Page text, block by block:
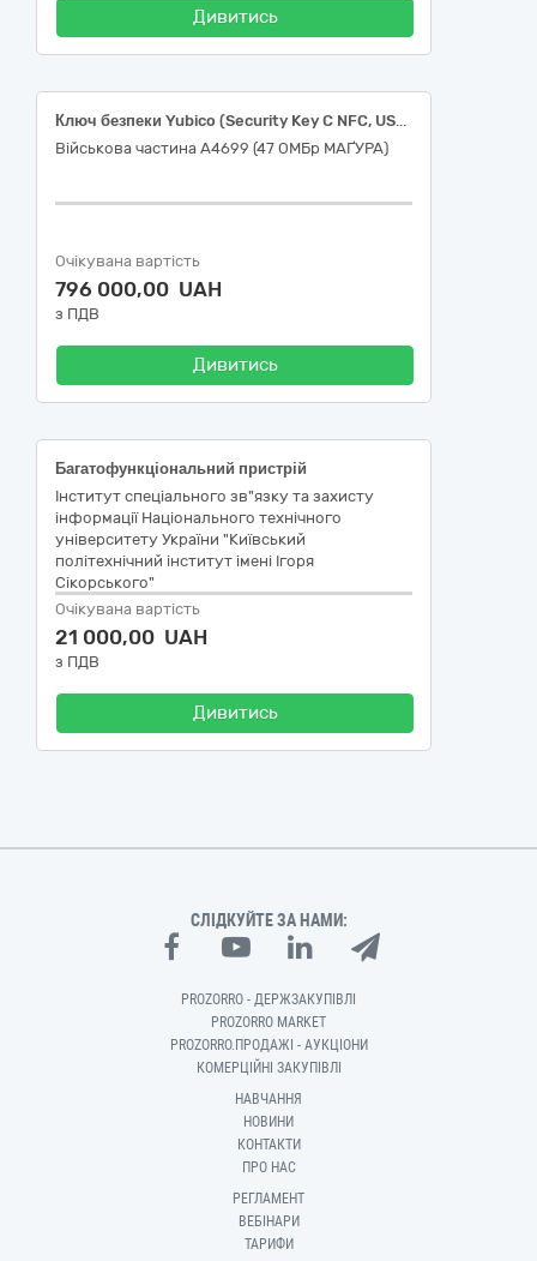
Дивитись
Ключ безпеки Yubico (Security Key C NFC, USB-C) та Ключ безпеки Yubico (Security Key NFC, USB-A) - 1791/16366-в
Військова частина А4699 (47 ОМБр МАҐУРА)
Очікувана вартість
796 000,00 UAH
з ПДВ
Дивитись
Багатофункціональний пристрій
Інститут спеціального зв"язку та захисту
інформації Національного технічного
університету України "Київський
політехнічний інститут імені Ігоря
Сікорського"
Очікувана вартість
21 000,00 UAH
з ПДВ
Дивитись
СЛІДКУЙТЕ ЗА НАМИ:
PROZORRO - ДЕРЖЗАКУПІВЛІ
PROZORRO MARKET
PROZORRO.ПРОДАЖІ - АУКЦІОНИ
КОМЕРЦІЙНІ ЗАКУПІВЛІ
НАВЧАННЯ
НОВИНИ
КОНТАКТИ
ПРО НАС
РЕГЛАМЕНТ
ВЕБІНАРИ
ТАРИФИ